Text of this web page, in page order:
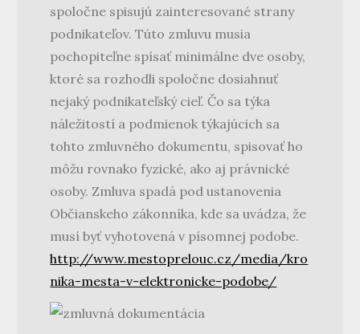
spoločne spisujú zainteresované strany
podnikateľov. Túto zmluvu musia
pochopiteľne spísať minimálne dve osoby,
ktoré sa rozhodli spoločne dosiahnuť
nejaký podnikateľský cieľ.Čo sa týka
náležitostí a podmienok týkajúcich sa
tohto zmluvného dokumentu, spisovať ho
môžu rovnako fyzické, ako aj právnické
osoby. Zmluva spadá pod ustanovenia
Občianskeho zákonníka, kde sa uvádza, že
musí byť vyhotovená v písomnej podobe.
http://www.mestoprelouc.cz/media/kro
nika-mesta-v-elektronicke-podobe/